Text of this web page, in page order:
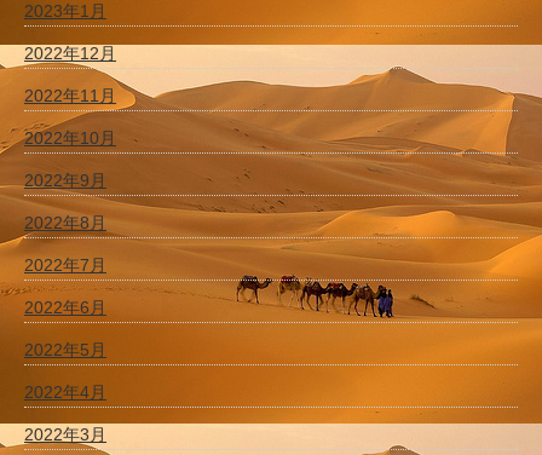
2023年1月
2022年12月
2022年11月
2022年10月
2022年9月
2022年8月
2022年7月
2022年6月
2022年5月
2022年4月
2022年3月